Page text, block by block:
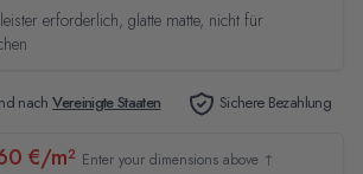
erforderlich, glatte matte, nicht für
nachVereinigte Staaten Sichere Bezahlung
€/m² Enter your dimensions above ↑